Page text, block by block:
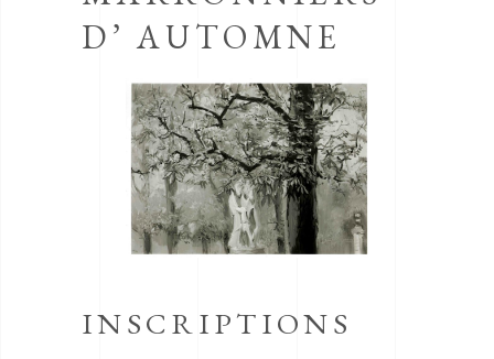
D’ AUTOMNE
INSCRIPTIONS